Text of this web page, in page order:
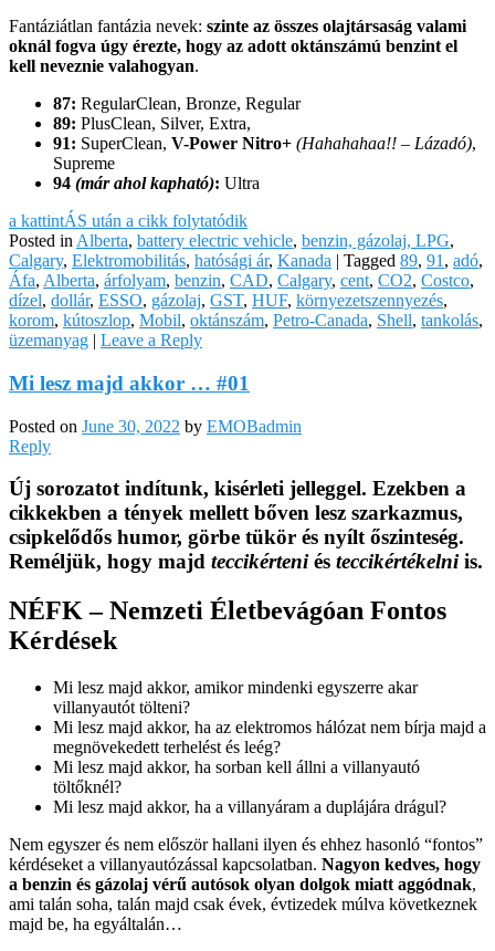
Fantáziátlan fantázia nevek: szinte az összes olajtársaság valami
oknál fogva úgy érezte, hogy az adott oktánszámú benzint el
kell neveznie valahogyan.
87: RegularClean, Bronze, Regular
89: PlusClean, Silver, Extra,
91: SuperClean, V-Power Nitro+ (Hahahahaa!! – Lázadó),
Supreme
94 (már ahol kapható): Ultra
a kattintÁS után a cikk folytatódik
Posted in Alberta, battery electric vehicle, benzin, gázolaj, LPG,
Calgary, Elektromobilitás, hatósági ár, Kanada | Tagged 89, 91 , adó,
Áfa, Alberta, árfolyam, benzin, CAD, Calgary, cent, CO2, Costco,
dízel, dollár, ESSO, gázolaj, GST, HUF, környezetszennyezés,
korom, kútoszlop, Mobil, oktánszám, Petro-Canada, Shell, tankolás,
üzemanyag | Leave a Reply
Mi lesz majd akkor … #01
Posted on June 30, 2022 by EMOBadmin
Reply
Új sorozatot indítunk, kisérleti jelleggel. Ezekben a
cikkekben a tények mellett bőven lesz szarkazmus,
csipkelődős humor, görbe tükör és nyílt őszinteség.
Reméljük, hogy majd teccikérteniés teccikértékelniis.
NÉFK – Nemzeti Életbevágóan Fontos
Kérdések
Mi lesz majd akkor, amikor mindenki egyszerre akar
villanyautót tölteni?
Mi lesz majd akkor, ha az elektromos hálózat nem bírja majd a
megnövekedett terhelést és leég?
Mi lesz majd akkor, ha sorban kell állni a villanyautó
töltőknél?
Mi lesz majd akkor, ha a villanyáram a duplájára drágul?
Nem egyszer és nem először hallani ilyen és ehhez hasonló “fontos”
kérdéseket a villanyautózással kapcsolatban. Nagyon kedves, hogy
a benzin és gázolaj vérű autósok olyan dolgok miatt aggódnak,
ami talán soha, talán majd csak évek, évtizedek múlva következnek
majd be, ha egyáltalán…